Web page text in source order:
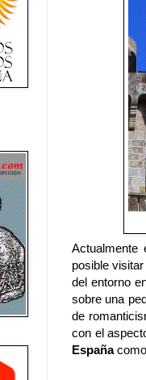
Actualmente
posible
del entorno
sobre una
de
con el
España